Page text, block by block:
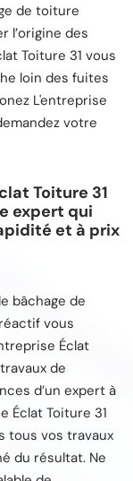
de toiture
l’origine des
Toiture 31 vous
loin des fuites
L'entreprise
votre
Toiture 31
expert qui
et à prix
bâchage de
vous
Éclat
de
d’un expert à
Éclat Toiture 31
tous vos travaux
du résultat. Ne